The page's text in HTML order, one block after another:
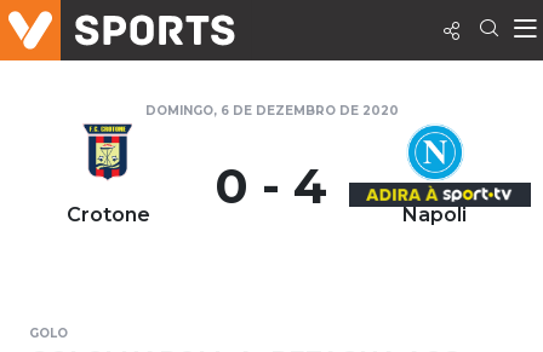
DOMINGO, 6 DE DEZEMBRO DE 2020
Crotone 0 - 4 Napoli
GOLO